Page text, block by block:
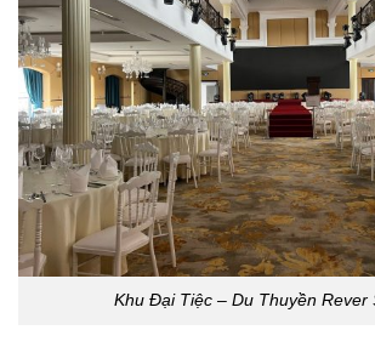
Khu Đại Tiệc – Du Thuyền Rever